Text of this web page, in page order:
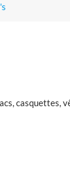
casquettes,